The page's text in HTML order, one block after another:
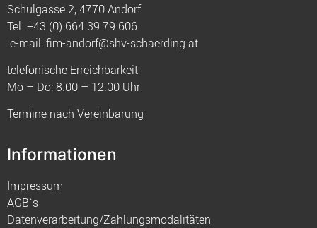
Schulgasse 2, 4770 Andorf
Tel. +43 (0) 664 39 79 606
e-mail:fim-andorf@shv-schaerding.at
telefonische Erreichbarkeit
Mo – Do: 8.00 – 12.00 Uhr
Termine nach Vereinbarung
Informationen
Impressum
AGB`s
Datenverarbeitung/Zahlungsmodalitäten